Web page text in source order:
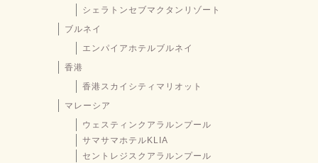
シェラトンセブマクタンリゾート
ブルネイ
エンパイアホテルブルネイ
香港
香港スカイシティマリオット
マレーシア
ウェスティンクアラルンプール
サマサマホテルKLIA
セントレジスクアラルンプール